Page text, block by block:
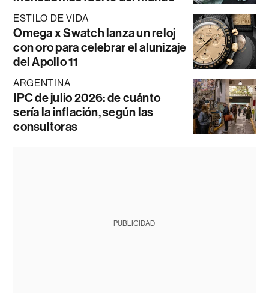
ESTILO DE VIDA
Omega x Swatch lanza un reloj
con oro para celebrar el alunizaje
del Apollo 11
ARGENTINA
IPC de julio 2026: de cuánto
sería la inflación, según las
consultoras
PUBLICIDAD